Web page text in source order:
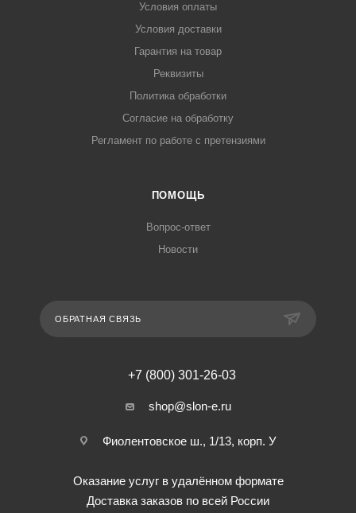
Условия оплаты
Условия доставки
Гарантия на товар
Реквизиты
Политика обработки
Согласие на обработку
Регламент по работе с претензиями
ПОМОЩЬ
Вопрос-ответ
Новости
ОБРАТНАЯ СВЯЗЬ
+7 (800) 301-26-03
shop@slon-e.ru
Фиолентовское ш., 1/13, корп. У
Оказание услуг в удалённом формате
Доставка заказов по всей России